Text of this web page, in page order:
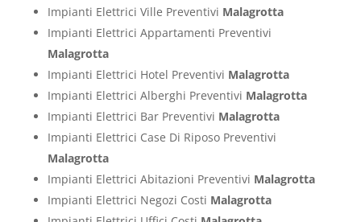
Impianti Elettrici Ville Preventivi Malagrotta
Impianti Elettrici Appartamenti Preventivi
Malagrotta
Impianti Elettrici Hotel Preventivi Malagrotta
Impianti Elettrici Alberghi Preventivi Malagrotta
Impianti Elettrici Bar Preventivi Malagrotta
Impianti Elettrici Case Di Riposo Preventivi
Malagrotta
Impianti Elettrici Abitazioni Preventivi Malagrotta
Impianti Elettrici Negozi Costi Malagrotta